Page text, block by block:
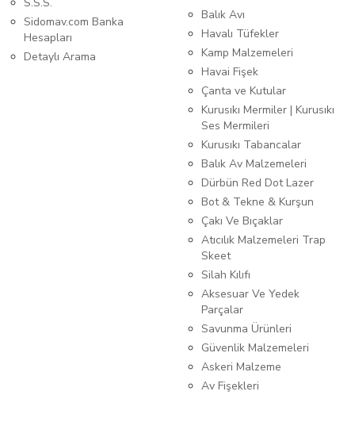
Sidomav.com Banka
Hesapları
Detaylı Arama
Balık Avı
Havalı Tüfekler
Kamp Malzemeleri
Havai Fişek
Çanta ve Kutular
Kurusıkı Mermiler | Kurusıkı
Ses Mermileri
Kurusıkı Tabancalar
Balık Av Malzemeleri
Dürbün Red Dot Lazer
Bot & Tekne & Kurşun
Çakı Ve Bıçaklar
Atıcılık Malzemeleri Trap
Skeet
Silah Kılıfı
Aksesuar Ve Yedek
Parçalar
Savunma Ürünleri
Güvenlik Malzemeleri
Askeri Malzeme
Av Fişekleri